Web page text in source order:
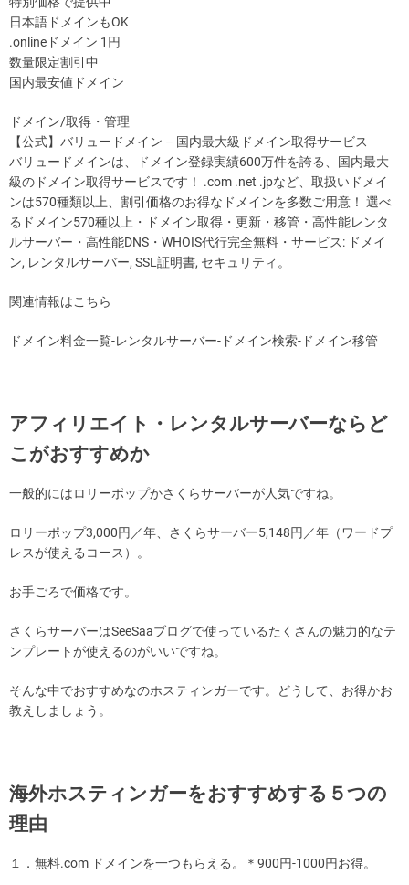
日本語ドメインもOK
.onlineドメイン 1円
数量限定割引中
国内最安値ドメイン
ドメイン/取得・管理
【公式】バリュードメイン – 国内最大級ドメイン取得サービス
バリュードメインは、ドメイン登録実績600万件を誇る、国内最大
級のドメイン取得サービスです！ .com .net .jpなど、取扱いドメイ
ンは570種類以上、割引価格のお得なドメインを多数ご用意！ 選べ
るドメイン570種以上・ドメイン取得・更新・移管・高性能レンタ
ルサーバー・高性能DNS・WHOIS代行完全無料・サービス: ドメイ
ン, レンタルサーバー, SSL証明書, セキュリティ。
関連情報はこちら
ドメイン料金一覧-レンタルサーバー-ドメイン検索-ドメイン移管
アフィリエイト・レンタルサーバーならど
こがおすすめか
一般的にはロリーポップかさくらサーバーが人気ですね。
ロリーポップ3,000円／年、さくらサーバー5,148円／年（ワードプ
レスが使えるコース）。
お手ごろで価格です。
さくらサーバーはSeeSaaブログで使っているたくさんの魅力的なテ
ンプレートが使えるのがいいですね。
そんな中でおすすめなのホスティンガーです。どうして、お得かお
教えしましょう。
海外ホスティンガーをおすすめする５つの
理由
１．無料.com ドメインを一つもらえる。＊900円-1000円お得。